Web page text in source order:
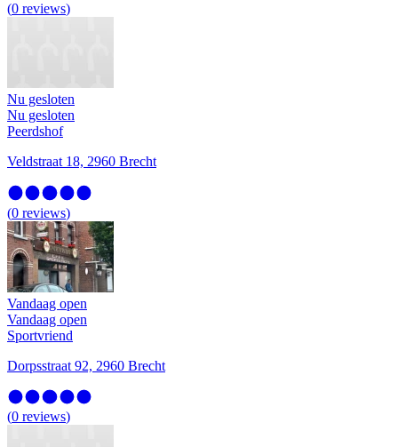
(0 reviews)
Nu gesloten
Nu gesloten
Peerdshof
Veldstraat 18, 2960 Brecht
(0 reviews)
Vandaag open
Vandaag open
Sportvriend
Dorpsstraat 92, 2960 Brecht
(0 reviews)